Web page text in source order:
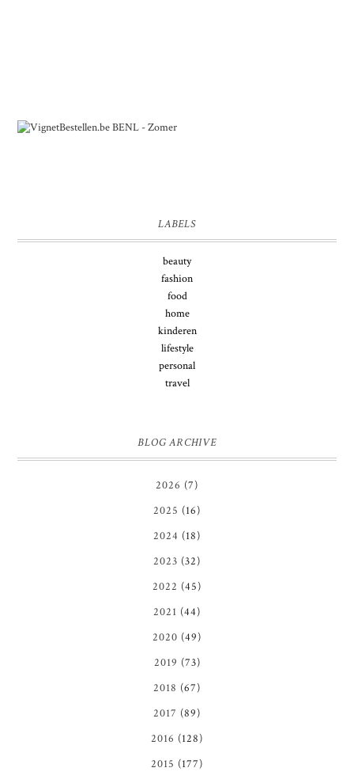
LABELS
beauty
fashion
food
home
kinderen
lifestyle
personal
travel
BLOG ARCHIVE
2026 (7)
2025 (16)
2024 (18)
2023 (32)
2022 (45)
2021 (44)
2020 (49)
2019 (73)
2018 (67)
2017 (89)
2016 (128)
2015 (177)